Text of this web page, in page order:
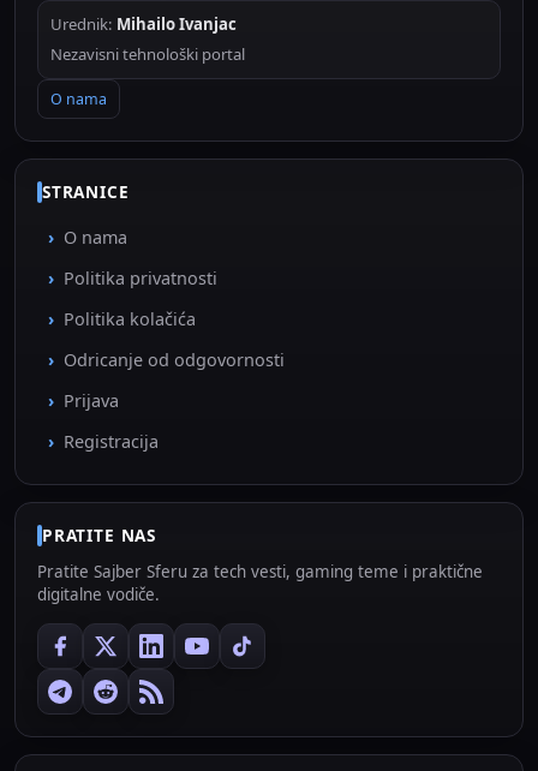
Urednik: Mihailo Ivanjac
Nezavisni tehnološki portal
O nama
STRANICE
O nama
Politika privatnosti
Politika kolačića
Odricanje od odgovornosti
Prijava
Registracija
PRATITE NAS
Pratite Sajber Sferu za tech vesti, gaming teme i praktične
digitalne vodiče.